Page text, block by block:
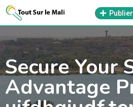
Aller
Secure Your
Advantage